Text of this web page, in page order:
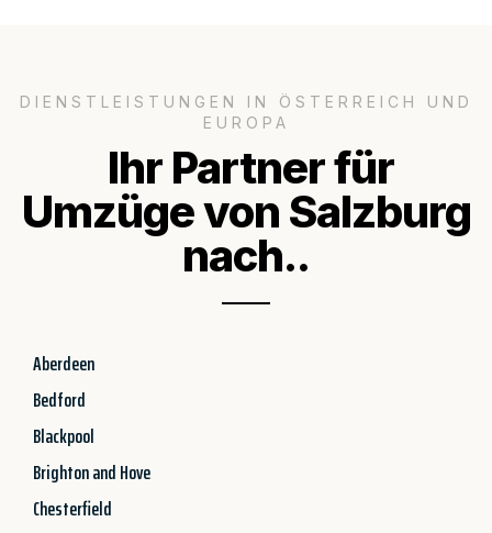
DIENSTLEISTUNGEN IN ÖSTERREICH UND
EUROPA
Ihr Partner für
Umzüge von Salzburg
nach..
Aberdeen
Bedford
Blackpool
Brighton and Hove
Chesterfield